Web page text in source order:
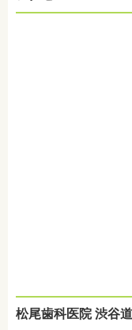
松尾歯科医院 渋谷